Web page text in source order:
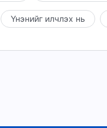
Үнэнийг илчлэх нь